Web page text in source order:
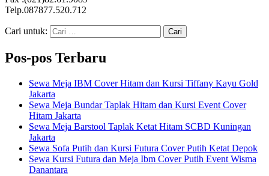
Telp.087877.520.712
Cari untuk:
Pos-pos Terbaru
Sewa Meja IBM Cover Hitam dan Kursi Tiffany Kayu Gold
Jakarta
Sewa Meja Bundar Taplak Hitam dan Kursi Event Cover
Hitam Jakarta
Sewa Meja Barstool Taplak Ketat Hitam SCBD Kuningan
Jakarta
Sewa Sofa Putih dan Kursi Futura Cover Putih Ketat Depok
Sewa Kursi Futura dan Meja Ibm Cover Putih Event Wisma
Danantara